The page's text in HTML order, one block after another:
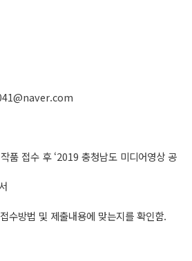
품 접수 후 ‘2019 충청남도 미디어영상 공
방법 및 제출내용에 맞는지를 확인함.